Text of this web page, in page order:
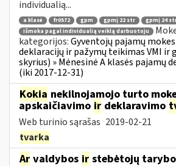
individualią...
a klasė fr0572 gpm gpmį 22 str
gpmį 24
išmoka pagal individualią veiklą darbuotoju
kategorijos:Gyventojų pajamų
deklaracijų ir pažymų teikimas VMI ir
skyrius) » Mėnesinė A klasės pajamų
(iki 2017-12-31)
Kokia nekilnojamojo turto
apskaičiavimo ir deklaravimo
Web turinio sąrašas 2019-02-21
tvarka
Ar valdybos ir stebėtojų